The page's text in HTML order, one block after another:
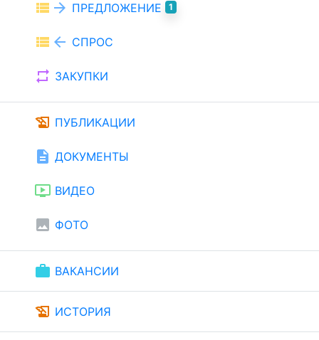
view_list arrow_forward ПРЕДЛОЖЕНИЕ 1
view_list arrow_back СПРОС
repeat ЗАКУПКИ
history_edu ПУБЛИКАЦИИ
description ДОКУМЕНТЫ
ondemand_video ВИДЕО
image ФОТО
work ВАКАНСИИ
history_edu ИСТОРИЯ